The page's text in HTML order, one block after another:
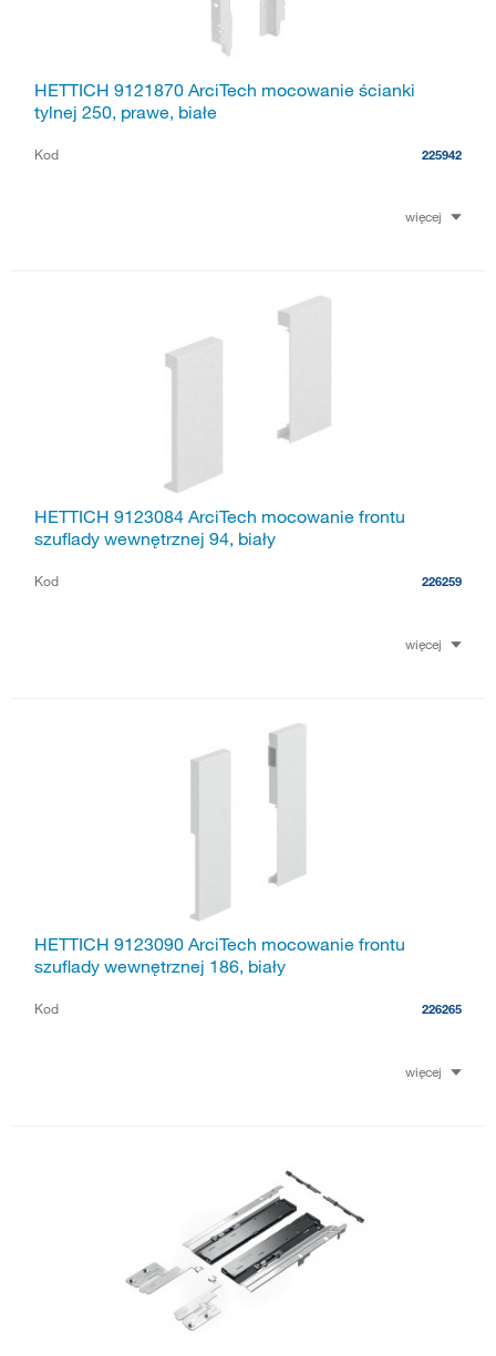
HETTICH 9121870 ArciTech mocowanie ścianki
tylnej 250, prawe, białe
Kod 225942
więcej
HETTICH 9123084 ArciTech mocowanie frontu
szuflady wewnętrznej 94, biały
Kod 226259
więcej
HETTICH 9123090 ArciTech mocowanie frontu
szuflady wewnętrznej 186, biały
Kod 226265
więcej